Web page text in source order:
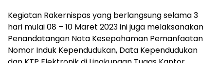
Kegiatan Rakernispas yang berlangsung selama 3
hari mulai 08 – 10 Maret 2023 ini juga melaksanakan
Penandatangan Nota Kesepahaman Pemanfaatan
Nomor Induk Kependudukan, Data Kependudukan